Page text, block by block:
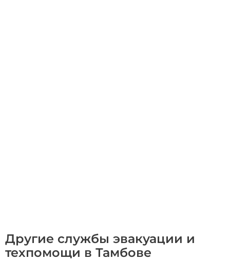
Другие службы эвакуации и
техпомощи в Тамбове